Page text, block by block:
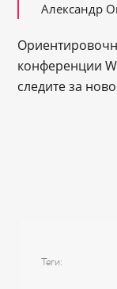
Александр
конференции
следите за
Теги